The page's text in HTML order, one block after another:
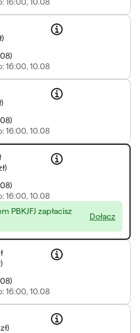
)
)
16:00, 10.08
)
)
16:00, 10.08
)
)
16:00, 10.08
PBKJFJ zapłacisz
Dołącz
)
)
16:00, 10.08
)